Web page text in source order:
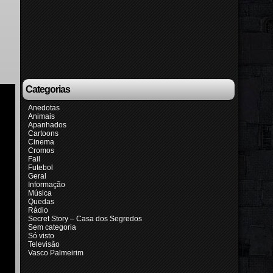
Categorias
Anedotas
Animais
Apanhados
Cartoons
Cinema
Cromos
Fail
Futebol
Geral
Informação
Música
Quedas
Rádio
Secret Story – Casa dos Segredos
Sem categoria
Só visto
Televisão
Vasco Palmeirim